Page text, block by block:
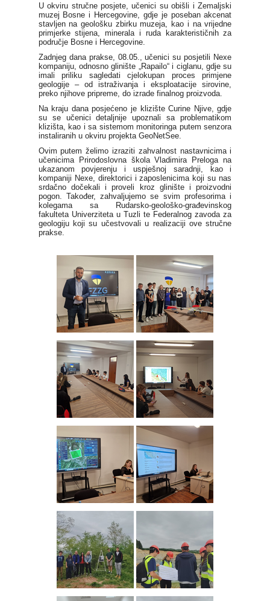
U okviru stručne posjete, učenici su obišli iZemaljski
muzej Bosne i Hercegovine , gdje je poseban akcenat
stavljen na geološku zbirku muzeja, kao i na vrijedne
primjerke stijena, minerala i ruda karakterističnih za
područje Bosne i Hercegovine.
Zadnjeg dana prakse, 08.05., učenici su posjetili Nexe
kompaniju, odnosno glinište „Rapailo“ i ciglanu, gdje su
imali priliku sagledati cjelokupan proces primjene
geologije – od istraživanja i eksploatacije sirovine,
preko njihove pripreme, do izrade finalnog proizvoda.
Na kraju dana posjećeno je klizište Curine Njive, gdje
su se učenici detaljnije upoznali sa problematikom
klizišta, kao i sa sistemom monitoringa putem senzora
instaliranih u okviru projekta GeoNetSee.
Ovim putem želimo izraziti zahvalnost nastavnicima i
učenicima
Prirodoslovna škola Vladimira Preloga na
ukazanom povjerenju i uspješnoj saradnji, kao i
kompaniji Nexe, direktorici i zaposlenicima koji su nas
srdačno dočekali i proveli kroz glinište i proizvodni
pogon. Također, zahvaljujemo se svim profesorima i
kolegama sa
Rudarsko-geološko-građevinskog
fakulteta Univerziteta u Tuzli te Federalnog zavoda za
geologijukoji su učestvovali u realizaciji ove stručne
prakse.